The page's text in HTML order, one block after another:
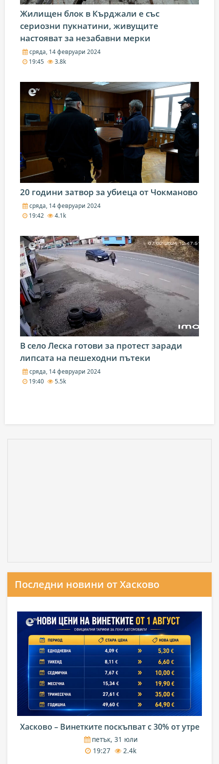
Жилищен блок в Кърджали е със
сериозни пукнатини, живущите
настояват за незабавни мерки
сряда, 14 февруари 2024
19:45
3.8k
20 години затвор за убиеца от Чокманово
сряда, 14 февруари 2024
19:42
4.1k
В село Леска готови за протест заради
липсата на пешеходни пътеки
сряда, 14 февруари 2024
19:40
5.5k
Последни новини от Хасково
Хасково – Винетките поскъпват с 30% от утре
петък, 31 юли
19:27
2.4k